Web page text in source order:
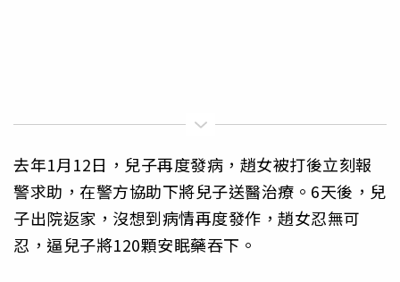
去年1月12日，兒子再度發病，趙女被打後立刻報
警求助，在警方協助下將兒子送醫治療。6天後，兒
子出院返家，沒想到病情再度發作，趙女忍無可
忍，逼兒子將120顆安眠藥吞下。